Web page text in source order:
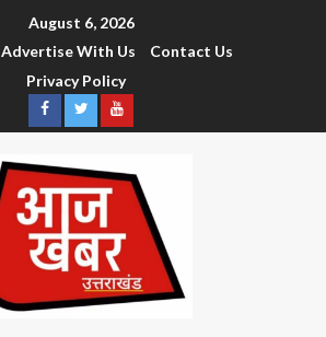
August 6, 2026
Advertise With Us
Contact Us
Privacy Policy